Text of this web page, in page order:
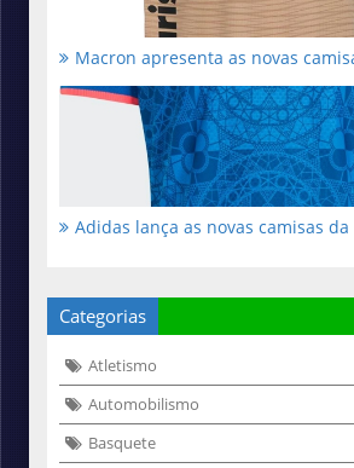
Macron apresenta as novas
Adidas lança as novas camisas da
Categorias
Atletismo
Automobilismo
Basquete